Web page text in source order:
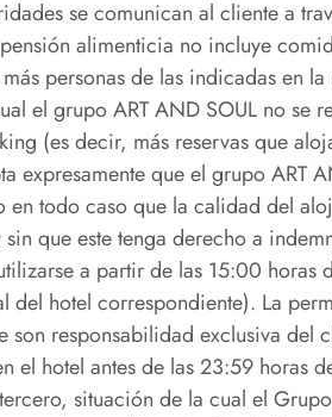
se comunican al cliente a
alimenticia no incluye
personas de las indicadas en
el grupo ART AND SOUL no se
(es decir, más reservas que
expresamente que el grupo
todo caso que la calidad del
que este tenga derecho a
a partir de las 15:00
hotel correspondiente). La
responsabilidad exclusiva del
el hotel antes de las 23:59
situación de la cual el